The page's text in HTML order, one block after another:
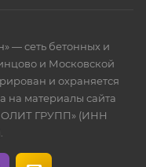
— сеть бетонных и
и Московской
и охраняется
на материалы сайта
ГРУПП» (ИНН